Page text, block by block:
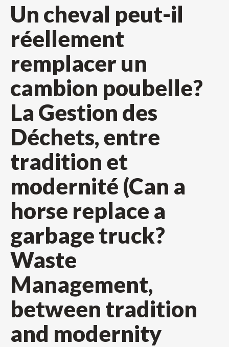
Un cheval peut-il
réellement
remplacer un
cambion poubelle?
La Gestion des
Déchets, entre
tradition et
modernité (Can a
horse replace a
garbage truck?
Waste
Management,
between tradition
and modernity